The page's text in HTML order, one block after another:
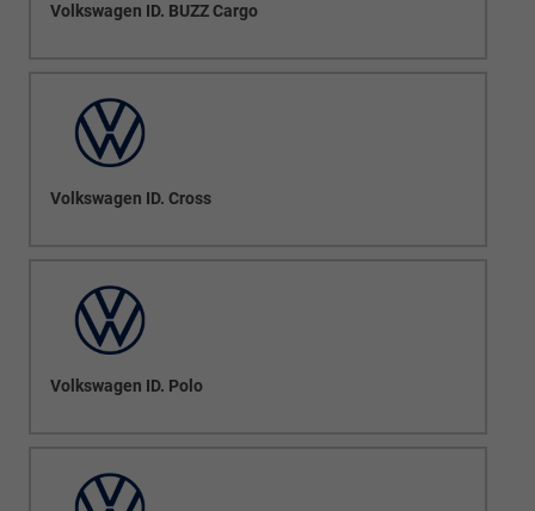
Volkswagen ID. BUZZ Cargo
Volkswagen ID. Cross
Volkswagen ID. Polo